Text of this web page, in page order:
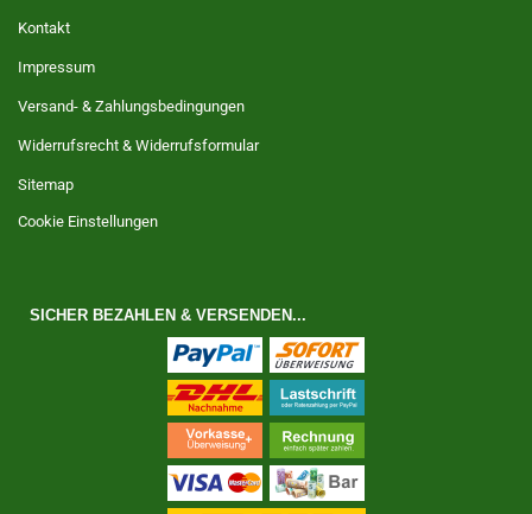
Kontakt
Impressum
Versand- & Zahlungsbedingungen
Widerrufsrecht & Widerrufsformular
Sitemap
Cookie Einstellungen
SICHER BEZAHLEN & VERSENDEN...